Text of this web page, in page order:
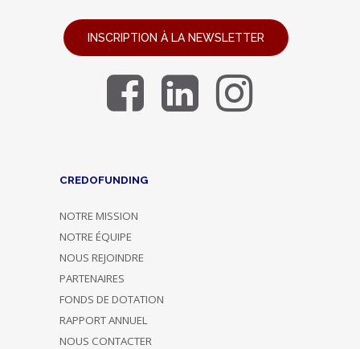
INSCRIPTION À LA NEWSLETTER
CREDOFUNDING
NOTRE MISSION
NOTRE ÉQUIPE
NOUS REJOINDRE
PARTENAIRES
FONDS DE DOTATION
RAPPORT ANNUEL
NOUS CONTACTER